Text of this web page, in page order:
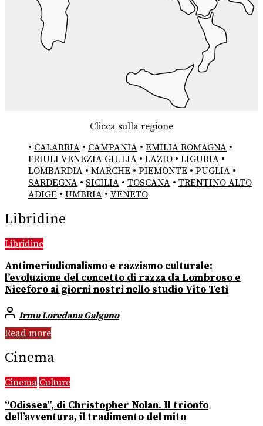
Clicca sulla regione
• CALABRIA • CAMPANIA • EMILIA ROMAGNA •
FRIULI VENEZIA GIULIA • LAZIO • LIGURIA •
LOMBARDIA • MARCHE • PIEMONTE • PUGLIA •
SARDEGNA • SICILIA • TOSCANA • TRENTINO ALTO
ADIGE • UMBRIA • VENETO
Libridine
Libridine
Antimeriodionalismo e razzismo culturale:
l’evoluzione del concetto di razza da Lombroso e
Niceforo ai giorni nostri nello studio Vito Teti
Irma Loredana Galgano
Read more
Cinema
Cinema Culture
“Odissea”, di Christopher Nolan. Il trionfo
dell’avventura, il tradimento del mito